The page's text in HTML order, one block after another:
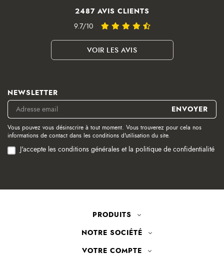
2487 AVIS CLIENTS
9.7/10
VOIR LES AVIS
NEWSLETTER
Vous pouvez vous désinscrire à tout moment. Vous trouverez pour cela nos
informations de contact dans les conditions d'utilisation du site.
J'accepte les conditions générales et la politique de confidentialité
PRODUITS
NOTRE SOCIÉTÉ
VOTRE COMPTE